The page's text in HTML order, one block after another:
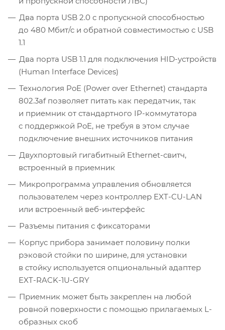
Два порта USB 2.0 с пропускной способностью
до 480 Мбит/с и обратной совместимостью с USB
1.1
Два порта USB 1.1 для подключения HID-устройств
(Human Interface Devices)
Технология PoE (Power over Ethernet) стандарта
802.3af позволяет питать как передатчик, так
и приемник от стандартного IP-коммутатора
с поддержкой PoE, не требуя в этом случае
подключение внешних источников питания
Двухпортовый гигабитный Ethernet-свитч,
встроенный в приемник
Микропрограмма управления обновляется
пользователем через контроллер EXT-CU-LAN
или встроенный веб-интерфейс
Разъемы питания с фиксаторами
Корпус прибора занимает половину полки
рэковой стойки по ширине, для установки
в стойку используется опциональный адаптер
EXT-RACK-1U-GRY
Приемник может быть закреплен на любой
ровной поверхности с помощью прилагаемых L-
образных скоб